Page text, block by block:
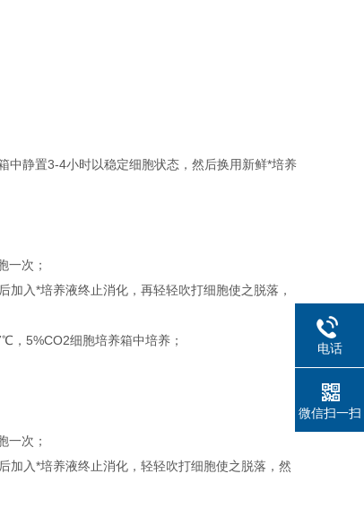
静置3-4小时以稳定细胞状态，然后换用新鲜*培养
一次；
入*培养液终止消化，再轻轻吹打细胞使之脱落，
，5%CO2细胞培养箱中培养；
一次；
加入*培养液终止消化，轻轻吹打细胞使之脱落，然
电话
微信扫一扫